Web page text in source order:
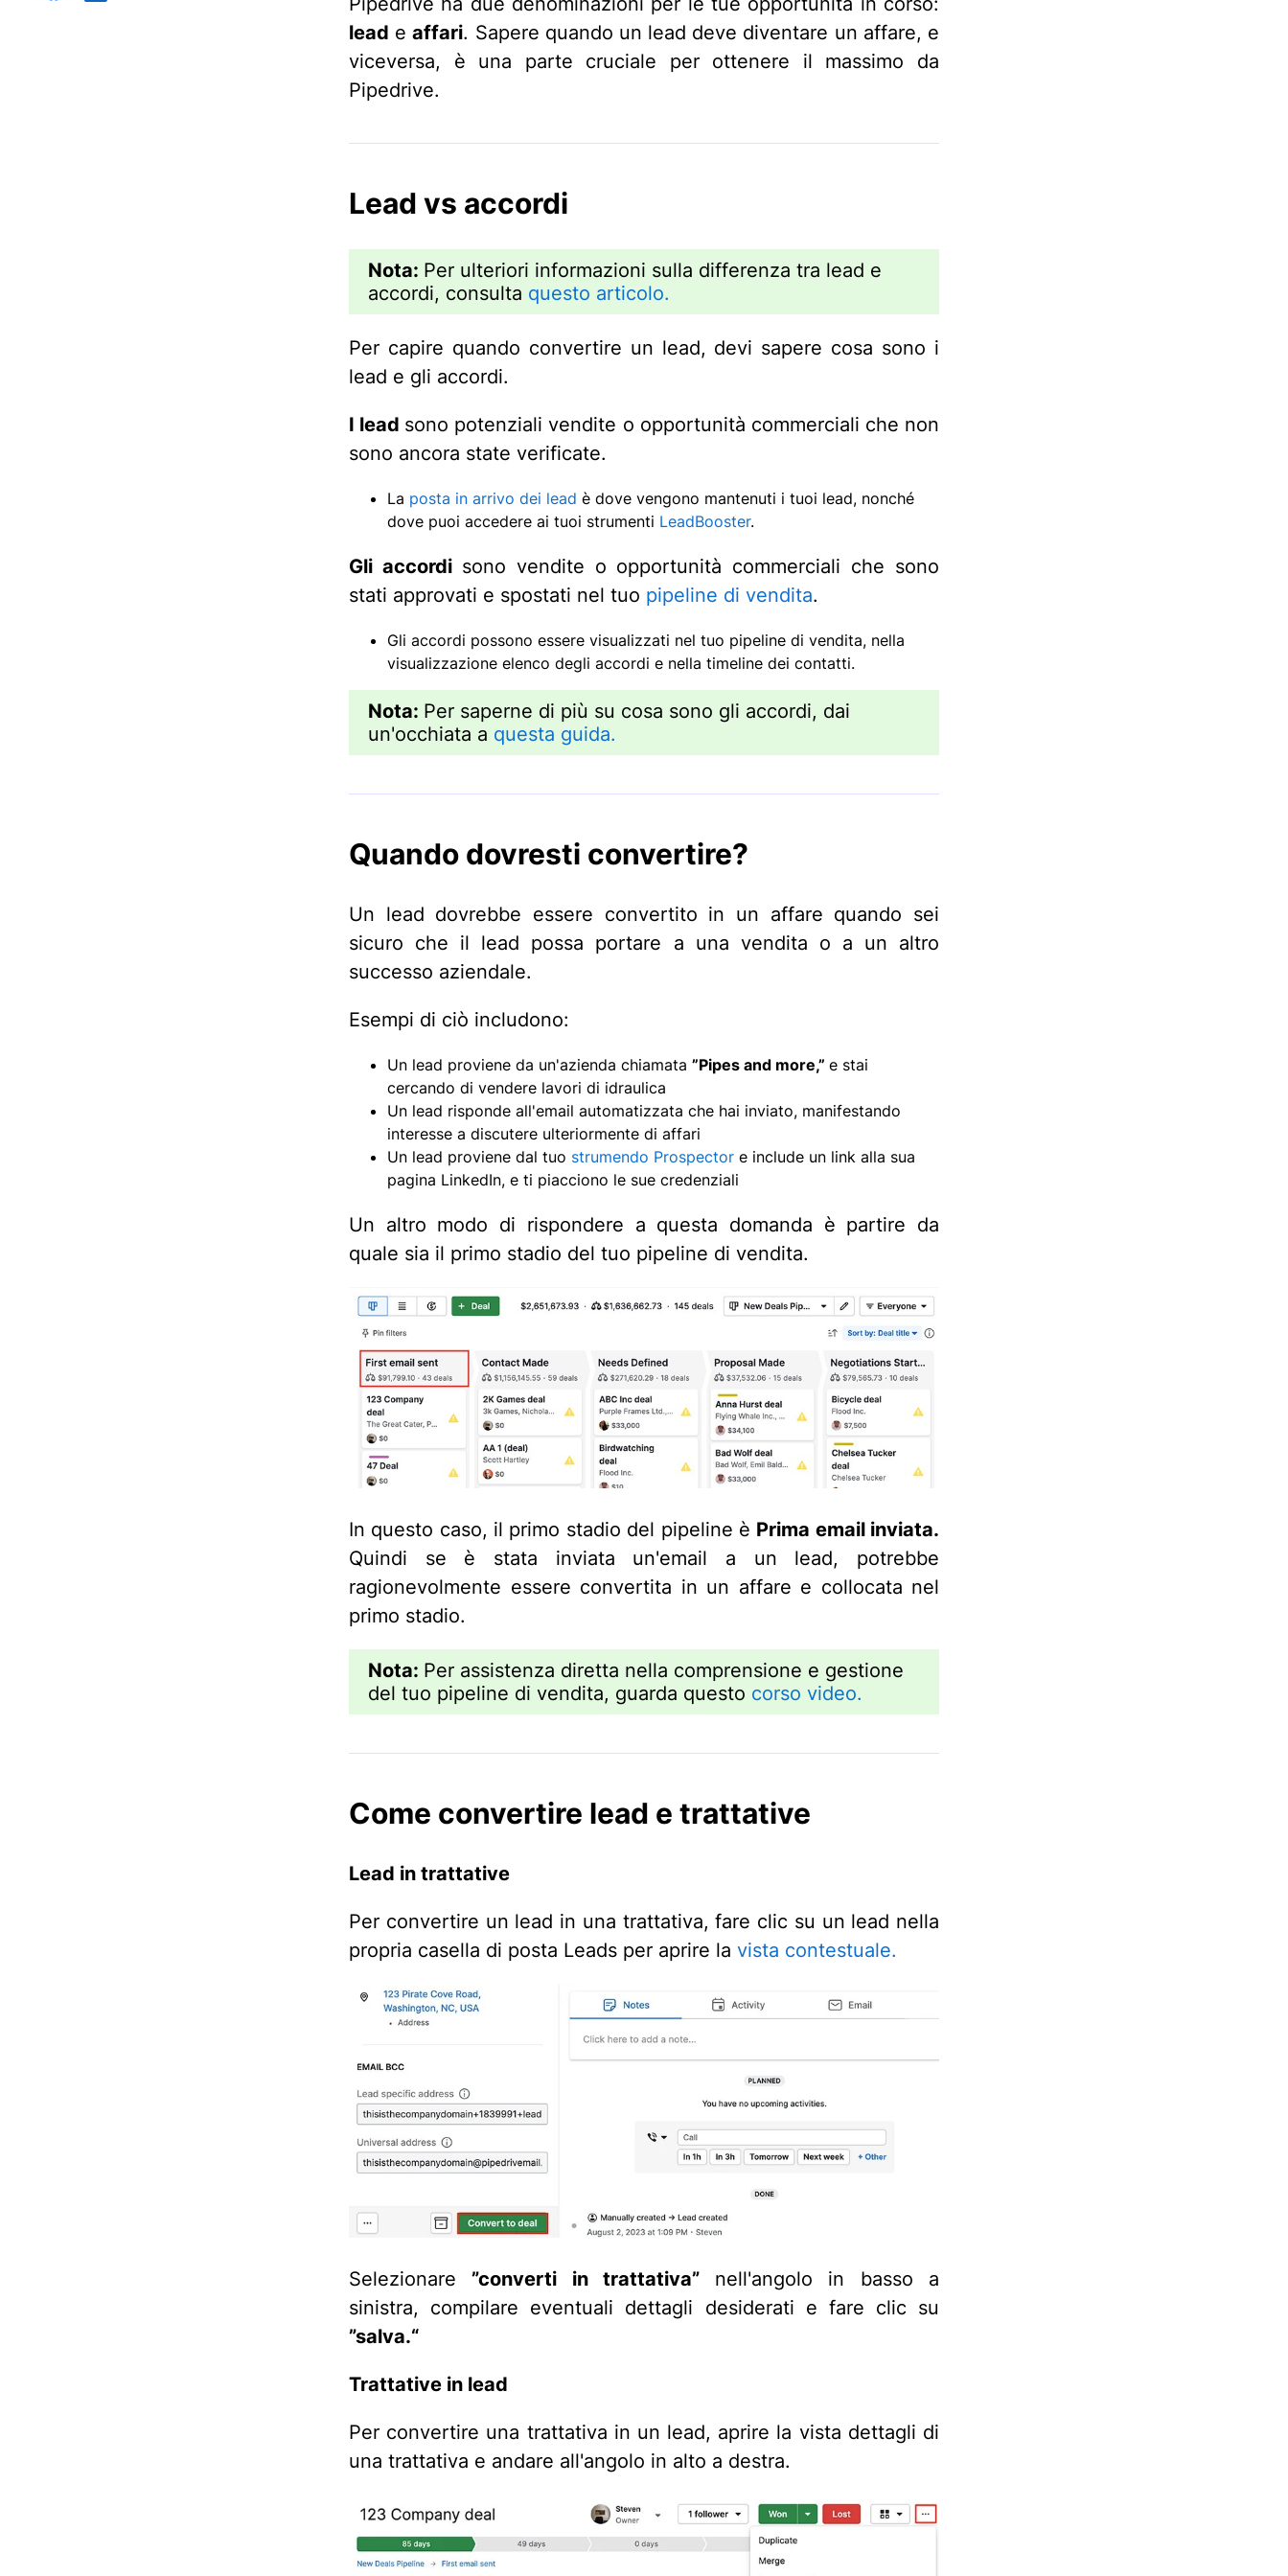
lead eaffari. Sapere quando un lead deve diventare un affare, e
viceversa, è una parte cruciale per ottenere il massimo da
Pipedrive.
Lead vs accordi
Nota: Per ulteriori informazioni sulla differenza tra lead e
accordi, consulta questo articolo.
Per capire quando convertire un lead, devi sapere cosa sono i
lead e gli accordi.
I lead sono potenziali vendite o opportunità commerciali che non
sono ancora state verificate.
La posta in arrivo dei lead è dove vengono mantenuti i tuoi lead, nonché
dove puoi accedere ai tuoi strumenti LeadBooster.
Gli accordi sono vendite o opportunità commerciali che sono
stati approvati e spostati nel tuo pipeline di vendita.
Gli accordi possono essere visualizzati nel tuo pipeline di vendita, nella
visualizzazione elenco degli accordi e nella timeline dei contatti.
Nota: Per saperne di più su cosa sono gli accordi, dai
un'occhiata a questa guida.
Quando dovresti convertire?
Un lead dovrebbe essere convertito in un affare quando sei
sicuro che il lead possa portare a una vendita o a un altro
successo aziendale.
Esempi di ciò includono:
Un lead proviene da un'azienda chiamata ”Pipes and more,” e stai
cercando di vendere lavori di idraulica
Un lead risponde all'email automatizzata che hai inviato, manifestando
interesse a discutere ulteriormente di affari
Un lead proviene dal tuo strumendo Prospector e include un link alla sua
pagina LinkedIn, e ti piacciono le sue credenziali
Un altro modo di rispondere a questa domanda è partire da
quale sia il primo stadio del tuo pipeline di vendita.
In questo caso, il primo stadio del pipeline è Prima email inviata.
Quindi se è stata inviata un'email a un lead, potrebbe
ragionevolmente essere convertita in un affare e collocata nel
primo stadio.
Nota: Per assistenza diretta nella comprensione e gestione
del tuo pipeline di vendita, guarda questo corso video.
Come convertire lead e trattative
Lead in trattative
Per convertire un lead in una trattativa, fare clic su un lead nella
propria casella di posta Leads per aprire la vista contestuale.
Selezionare”converti in trattativa” nell'angolo in basso a
sinistra, compilare eventuali dettagli desiderati e fare clic su
”salva.“
Trattative in lead
Per convertire una trattativa in un lead, aprire la vista dettagli di
una trattativa e andare all'angolo in alto a destra.